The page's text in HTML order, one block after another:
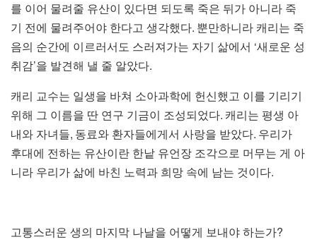
를 이어 물려줄 유산이 있다면 되도록 죽은 뒤가 아니라 죽
기 전에 물려주어야 한다고 생각했다. 뿐만하니라 캐리는 죽
음의 순간에 이르러서도 스러져가는 자기 삶에서 ‘새로운 성
취감’을 발견해 낼 줄 알았다.
캐리 교수는 일생을 바쳐 소아과학에 헌신했고 이를 기리기
위해 그 이름을 딴 연구 기금이 조성되었다. 캐리는 평생 아
내와 자녀들, 동료와 환자들에게서 사랑을 받았다. 우리가
후대에 전하는 유산이란 한낱 유언장 조각으로 머무는 게 아
니라 우리가 삶에 바친 노력과 희망 속에 남는 것이다.
고통스러운 생의 마지막 나날을 어떻게 보내야 하는가?